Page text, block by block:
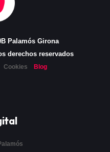
Palamós Girona
derechos reservados
Cookies Blog